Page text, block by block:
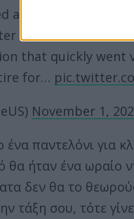
a video showing
in her classroom,
that quickly went
for…
November 1,
παντελόνι για
θα ήταν ένα ωραίο
δεν θα το
τάξη σου, τότε